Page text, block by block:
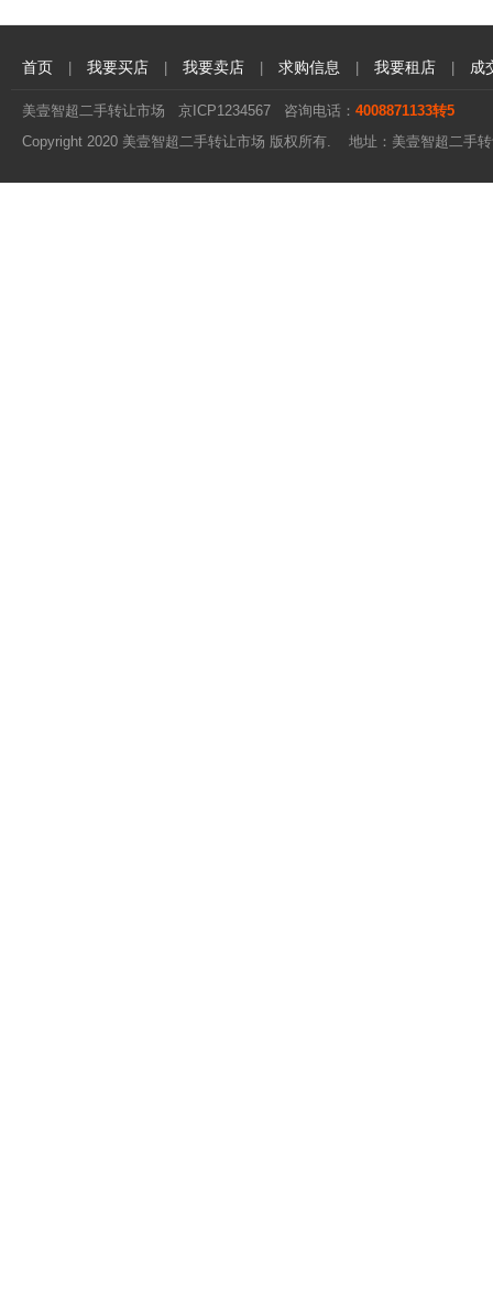
首页 我要买店 我要卖店 求购信息 我要租店 成
美壹智超二手转让市场 京ICP1234567 咨询电话： 4008871133转5
Copyright 2020 美壹智超二手转让市场 版权所有. 地址：美壹智超二手